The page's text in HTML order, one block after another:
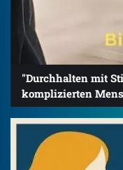
"Durchhalten mit
komplizierten